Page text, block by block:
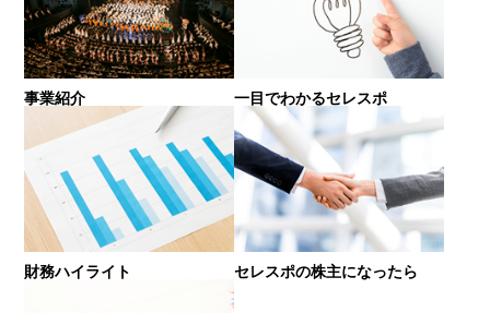
事業紹介 一目でわかるセレスポ
財務ハイライト セレスポの株主になったら